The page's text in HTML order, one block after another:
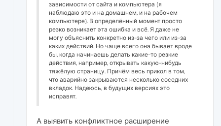
зависимости от сайта и компьютера (я
наблюдаю это и на домашнем, и на рабочем
компьютере). В определённый момент просто
резко возникает эта ошибка и всё. Я даже не
могу объяснить конкретно из-за чего или из-за
каких действий. Но чаще всего она бывает вроде
бы, когда начинаешь делать какие-то резкие
действия, например, открывать какую-нибудь
тяжёлую страницу. Причём весь прикол в том,
что аварийно закрываются несколько соседних
вкладок. Надеюсь, в будущих версиях это
исправят.
А выявить конфликтное расширение